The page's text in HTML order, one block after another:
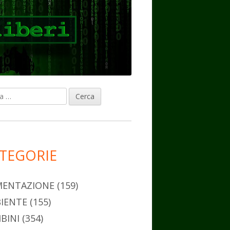
(159)
(155)
(354)